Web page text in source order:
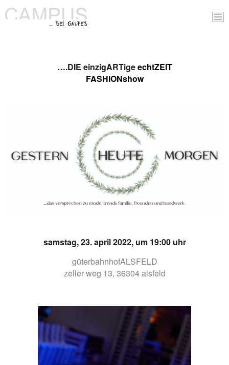
….DIE einzigARTigeechtZEIT
FASHIONshow
samstag, 23. april 2022, um 19:00 uhr
güterbahnhofALSFELD
zeller weg 13, 36304 alsfeld